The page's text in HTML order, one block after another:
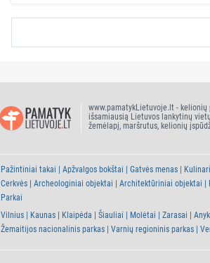
www.pamatykLietuvoje.lt -
išsamiausią Lietuvos lankytinų
žemėlapį, maršrutus, kelionių
Pažintiniai takai Apžvalgos bokštai Gatvės menas
Cerkvės
Archeologiniai objektai Architektūriniai objektai
Parkai
Vilnius
Kaunas Klaipėda Šiauliai Molėtai Zarasai
Žemaitijos nacionalinis parkas
Varnių regioninis parkas